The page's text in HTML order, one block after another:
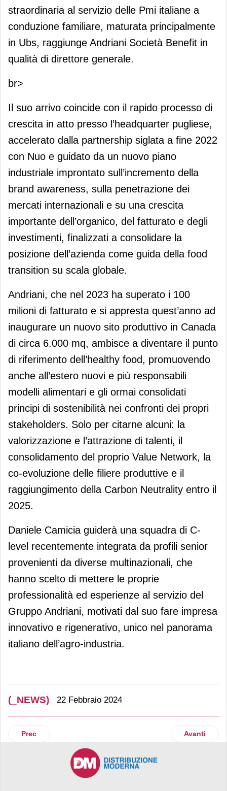
straordinaria al servizio delle Pmi italiane a
conduzione familiare, maturata principalmente
in Ubs, raggiunge Andriani Società Benefit in
qualità di direttore generale.
br>
Il suo arrivo coincide con il rapido processo di
crescita in atto presso l’headquarter pugliese,
accelerato dalla partnership siglata a fine 2022
con Nuo e guidato da un nuovo piano
industriale improntato sull’incremento della
brand awareness, sulla penetrazione dei
mercati internazionali e su una crescita
importante dell’organico, del fatturato e degli
investimenti, finalizzati a consolidare la
posizione dell’azienda come guida della food
transition su scala globale.
Andriani, che nel 2023 ha superato i 100
milioni di fatturato e si appresta quest’anno ad
inaugurare un nuovo sito produttivo in Canada
di circa 6.000 mq, ambisce a diventare il punto
di riferimento dell’healthy food, promuovendo
anche all’estero nuovi e più responsabili
modelli alimentari e gli ormai consolidati
principi di sostenibilità nei confronti dei propri
stakeholders. Solo per citarne alcuni: la
valorizzazione e l’attrazione di talenti, il
consolidamento del proprio Value Network, la
co-evoluzione delle filiere produttive e il
raggiungimento della Carbon Neutrality entro il
2025.
Daniele Camicia guiderà una squadra di C-
level recentemente integrata da profili senior
provenienti da diverse multinazionali, che
hanno scelto di mettere le proprie
professionalità ed esperienze al servizio del
Gruppo Andriani, motivati dal suo fare impresa
innovativo e rigenerativo, unico nel panorama
italiano dell’agro-industria.
(_NEWS) 22 Febbraio 2024
Articolo precedente: Un nuovo “Tigre” a Fano
Prec Articolo
Avanti